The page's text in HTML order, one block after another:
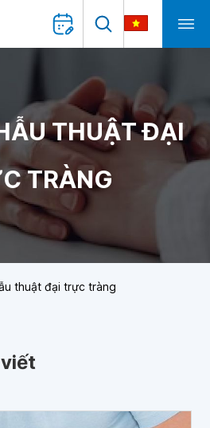
THUẬT ĐẠI
TRÀNG
thuật đại trực tràng